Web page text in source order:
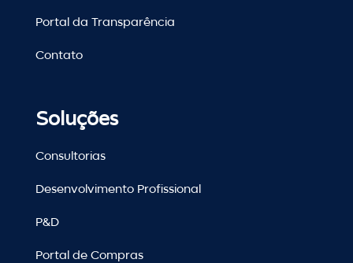
Portal da Transparência
Contato
Soluções
Consultorias
Desenvolvimento Profissional
P&D
Portal de Compras